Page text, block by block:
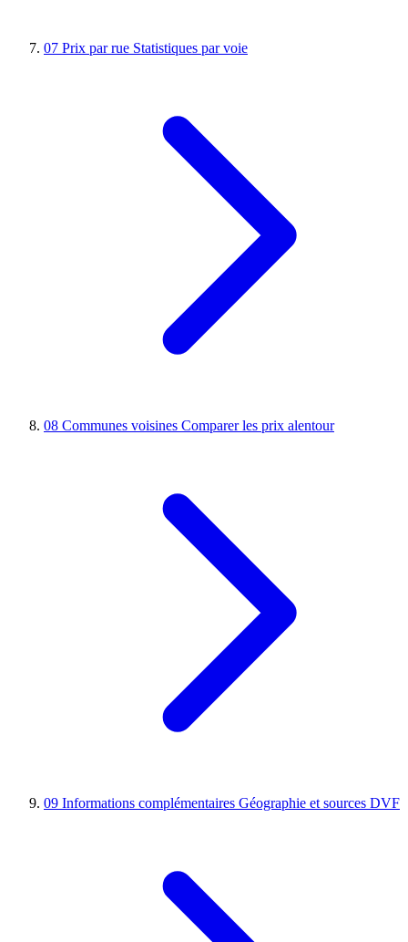
07 Prix par rue Statistiques par voie
08 Communes voisines Comparer les prix alentour
09 Informations complémentaires Géographie et sources DVF